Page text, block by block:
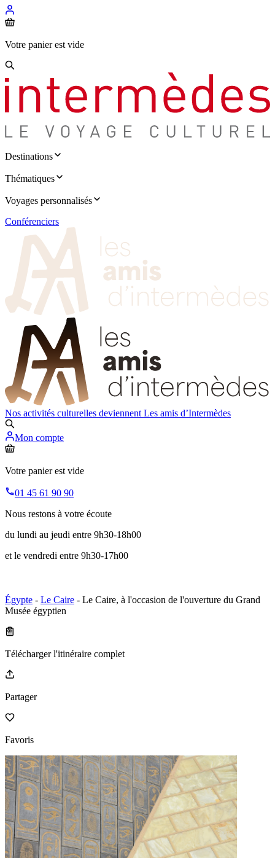
Votre panier est vide
Destinations
Thématiques
Voyages personnalisés
Conférenciers
Nos activités culturelles deviennent Les amis d’Intermèdes
Mon compte
Votre panier est vide
01 45 61 90 90
Nous restons à votre écoute
du lundi au jeudi entre 9h30-18h00
et le vendredi entre 9h30-17h00
Égypte - Le Caire - Le Caire, à l'occasion de l'ouverture du Grand
Musée égyptien
Télécharger l'itinéraire complet
Partager
Favoris